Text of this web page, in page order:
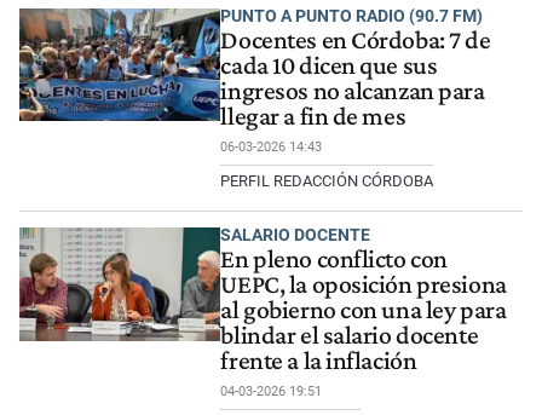
PUNTO A PUNTO RADIO (90.7 FM)
Docentes en Córdoba: 7 de
cada 10 dicen que sus
ingresos no alcanzan para
llegar a fin de mes
06-03-2026 14:43
PERFIL REDACCIÓN CÓRDOBA
SALARIO DOCENTE
En pleno conflicto con
UEPC, la oposición presiona
al gobierno con una ley para
blindar el salario docente
frente a la inflación
04-03-2026 19:51